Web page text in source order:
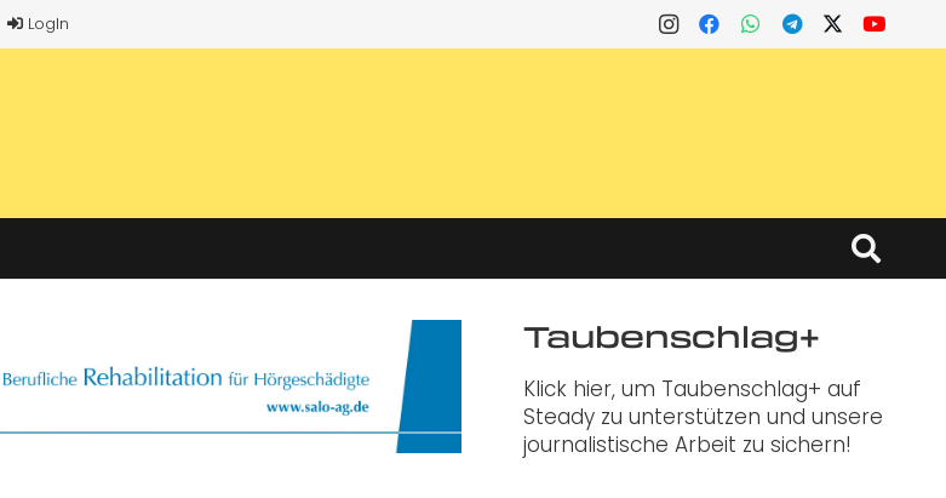
LogIn
Taubenschlag+
Klick hier, um Taubenschlag+ auf
Steady zu unterstützen und unsere
journalistische Arbeit zu sichern!